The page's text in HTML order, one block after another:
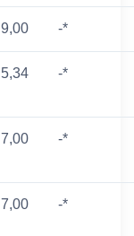
9,00 -*
5,34 -*
7,00 -*
7,00 -*